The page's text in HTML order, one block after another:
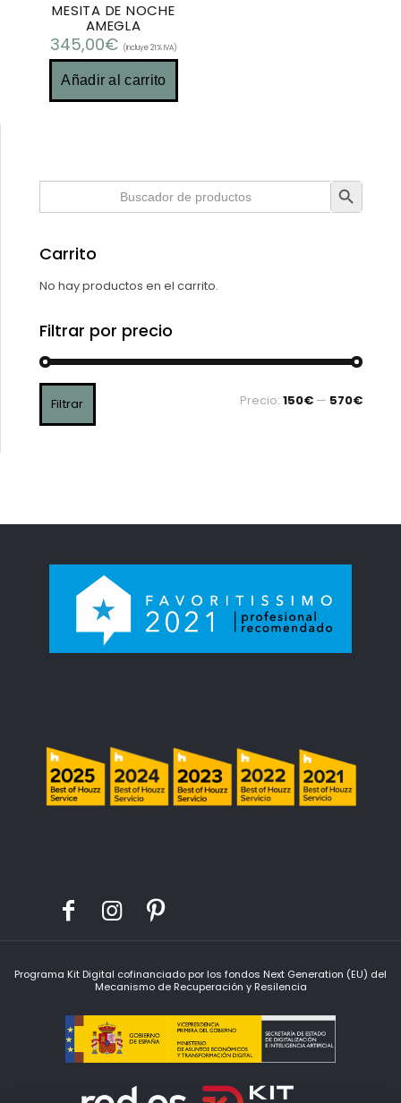
MESITA DE NOCHE
AMEGLA
345,00€ (Incluye 21% IVA)
Añadir al carrito
Buscar: Botón de búsqueda
Carrito
No hay productos en el carrito.
Filtrar por precio
Filtrar Precio:150€ — 570€
Programa Kit Digital cofinanciado por los fondos Next Generation (EU) del
Mecanismo de Recuperación y Resilencia